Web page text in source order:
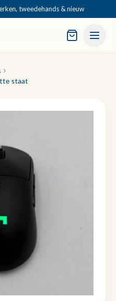
tweedehands & nieuw
staat